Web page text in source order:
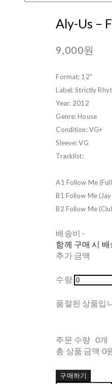
Aly-Us ‎–
9,000원
Format: 12"
Label: Strictly
Year: 2012
Genre: House
Condition: VG+
Sleeve: VG
Tracklist:
A1 Follow Me
B1 Follow Me
B2 Follow Me
배송비 -
함께 구매 시
추가 금액
수량
품절된 상품입
주문 수량 0개
총 상품 금액 0
구매하기